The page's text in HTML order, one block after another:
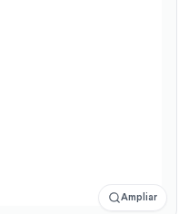
Ampliar